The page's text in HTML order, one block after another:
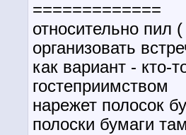
=============
относительно
организовать
как вариант - кто-
гостеприимством
нарежет полосок
полоски бумаги